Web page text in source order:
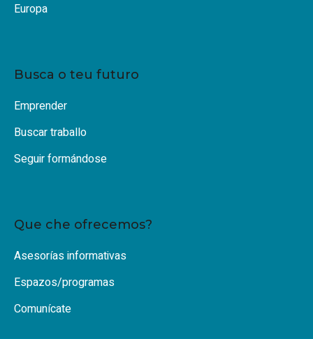
Europa
Busca o teu futuro
Emprender
Buscar traballo
Seguir formándose
Que che ofrecemos?
Asesorías informativas
Espazos/programas
Comunícate